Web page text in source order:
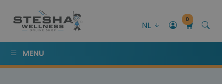
NL
0
MENU